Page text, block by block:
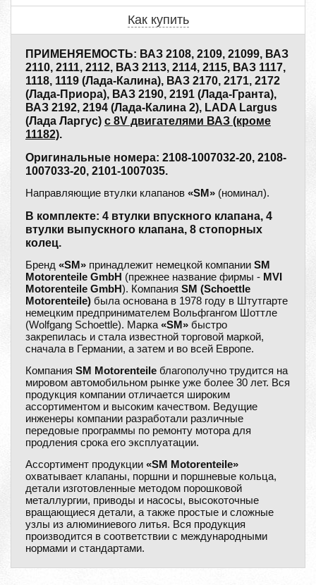
Как купить
ПРИМЕНЯЕМОСТЬ: ВАЗ 2108, 2109, 21099, ВАЗ
2110, 2111, 2112, ВАЗ 2113, 2114, 2115, ВАЗ 1117,
1118, 1119 (Лада-Калина), ВАЗ 2170, 2171, 2172
(Лада-Приора), ВАЗ 2190, 2191 (Лада-Гранта),
ВАЗ 2192, 2194 (Лада-Калина 2), LADA Largus
(Лада Ларгус) с 8V двигателями ВАЗ (кроме
11182).
Оригинальные номера: 2108-1007032-20, 2108-
1007033-20, 2101-1007035.
Направляющие втулки клапанов «SM» (номинал).
В комплекте: 4 втулки впускного клапана, 4
втулки выпускного клапана, 8 стопорных
колец.
Бренд «SM» принадлежит немецкой компании SM
Motorenteile GmbH (прежнее название фирмы - MVI
Motorenteile GmbH). Компания SM (Schoettle
Motorenteile) была основана в 1978 году в Штутгарте
немецким предпринимателем Вольфгангом Шоттле
(Wolfgang Schoettle). Марка «SM» быстро
закрепилась и стала известной торговой маркой,
сначала в Германии, а затем и во всей Европе.
Компания SM Motorenteile благополучно трудится на
мировом автомобильном рынке уже более 30 лет. Вся
продукция компании отличается широким
ассортиментом и высоким качеством. Ведущие
инженеры компании разработали различные
передовые программы по ремонту мотора для
продления срока его эксплуатации.
Ассортимент продукции «SM Motorenteile»
охватывает клапаны, поршни и поршневые кольца,
детали изготовленные методом порошковой
металлургии, приводы и насосы, высокоточные
вращающиеся детали, а также простые и сложные
узлы из алюминиевого литья. Вся продукция
производится в соответствии с международными
нормами и стандартами.